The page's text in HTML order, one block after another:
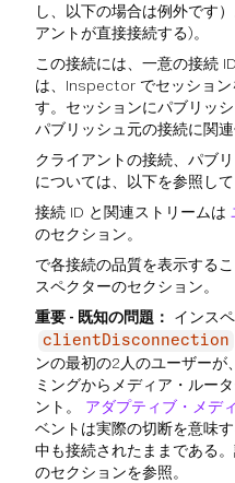
し、以下の場合は例外です）
アントが直接接続する)。
この接続には、一意の接続
は、Inspector でセッショ
す。セッションにパブリッ
パブリッシュ元の接続に関
クライアントの接続、パブ
については、以下を参照し
接続 ID と関連ストリームは
のセクション。
で各接続の品質を表示する
スペクターのセクション。
重要 - 既知の問題：
インス
clientDisconnection
ンの最初の2人のユーザー
ミングからメディア・ルー
ント。 アダプティブ・メデ
ベントは実際の切断を意味
中も接続されたままである
のセクションを参照。